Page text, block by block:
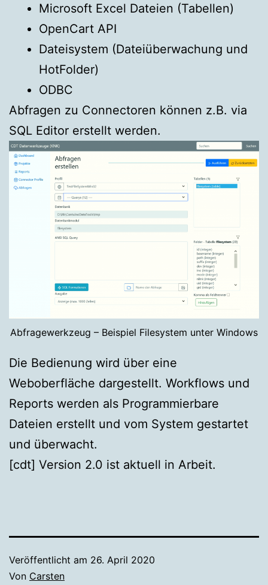
Microsoft Excel Dateien (Tabellen)
OpenCart API
Dateisystem (Dateiüberwachung und
HotFolder)
ODBC
Abfragen zu Connectoren können z.B. via
SQL Editor erstellt werden.
Abfragewerkzeug – Beispiel Filesystem unter Windows
Die Bedienung wird über eine
Weboberfläche dargestellt. Workflows und
Reports werden als Programmierbare
Dateien erstellt und vom System gestartet
und überwacht.
[cdt] Version 2.0 ist aktuell in Arbeit.
Veröffentlicht am 26. April 2020
Von Carsten